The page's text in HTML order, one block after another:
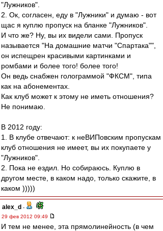
"Лужников".
2. Ок, согласен, еду в "Лужники" и думаю - вот
щас я куплю пропуск на бланке "Лужников".
И что же? Ну, вы их видели сами. Пропуск
называется "На домашние матчи "Спартака"",
он испещрен красивыми картинками и
ромбами и более того! более того!
Он ведь снабжен голограммой "ФКСМ", типа
как на абонементах.
Как клуб может к этому не иметь отношения?
Не понимаю.
В 2012 году:
1. В клубе отвечают: к неВИПовским пропускам
клуб отношения не имеет, вы их покупаете у
"Лужников".
2. Пока не ездил. Но собираюсь. Куплю в
другом месте, в каком надо, только скажите, в
каком )))))
alex_d -
29 фев 2012 09:49
И тем не менее, эта прямолинейность (в чем